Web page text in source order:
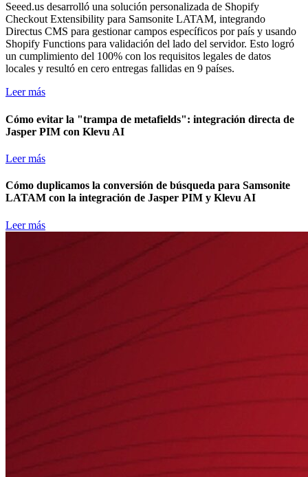
Seeed.us desarrolló una solución personalizada de Shopify
Checkout Extensibility para Samsonite LATAM, integrando
Directus CMS para gestionar campos específicos por país y usando
Shopify Functions para validación del lado del servidor. Esto logró
un cumplimiento del 100% con los requisitos legales de datos
locales y resultó en cero entregas fallidas en 9 países.
Leer más
Cómo evitar la "trampa de metafields": integración directa de
Jasper PIM con Klevu AI
Leer más
Cómo duplicamos la conversión de búsqueda para Samsonite
LATAM con la integración de Jasper PIM y Klevu AI
Leer más